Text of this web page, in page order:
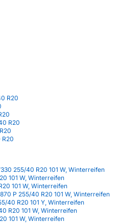
R20
R20
255/40 R20 101 W, Winterreifen
101 W, Winterreifen
101 W, Winterreifen
P 255/40 R20 101 W, Winterreifen
40 R20 101 Y, Winterreifen
R20 101 W, Winterreifen
101 W, Winterreifen